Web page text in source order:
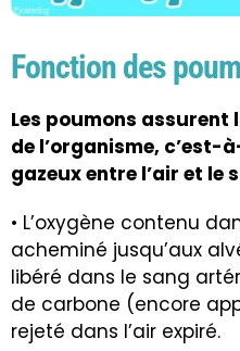
Fonction des
Les poumons
de l’organisme, c’est-
gazeux entre l’air et le
• L’oxygène contenu
acheminé jusqu’aux
libéré dans le sang
de carbone (encore
rejeté dans l’air expiré.